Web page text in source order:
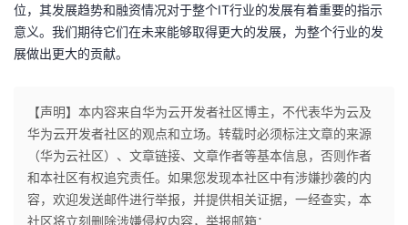
位，其发展趋势和融资情况对于整个IT行业的发展有着重要的指示
意义。我们期待它们在未来能够取得更大的发展，为整个行业的发
展做出更大的贡献。
【声明】本内容来自华为云开发者社区博主，不代表华为云及
华为云开发者社区的观点和立场。转载时必须标注文章的来源
（华为云社区）、文章链接、文章作者等基本信息，否则作者
和本社区有权追究责任。如果您发现本社区中有涉嫌抄袭的内
容，欢迎发送邮件进行举报，并提供相关证据，一经查实，本
社区将立刻删除涉嫌侵权内容，举报邮箱：